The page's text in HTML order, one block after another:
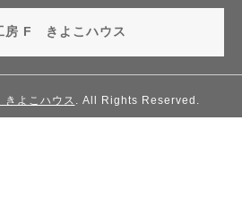
房 F きよこハウス
よこハウス . All Rights Reserved.